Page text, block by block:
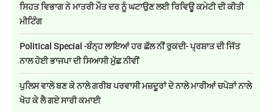
ਸਿਹਤ ਵਿਭਾਗ ਨੇ ਮਾਤਰੀ ਮੌਤ ਦਰ ਨੂੰ ਘਟਾਉਣ ਲਈ ਰਿਵਿਊ ਕਮੇਟੀ ਦੀ ਕੀਤੀ
ਮੀਟਿੰਗ
Political Special -ਬੰਨ੍ਹ ਲਾਇਆਂ ਹਰ ਛੱਲ ਨੀਂ ਰੁਕਦੀ- ਪ੍ਰਸ਼ਾਤ ਦੀ ਜਿੱਤ
ਨਾਲ ਹੋਈ ਭਾਜਪਾ ਦੀ ਸਿਆਸੀ ਮੁੱਛ ਨੀਵੀਂ
ਪੁਲਿਸ ਵਾਲੇ ਬਣ ਕੇ ਨਾਲੇ ਗਰੀਬ ਪਰਵਾਸੀ ਮਜ਼ਦੂਰਾਂ ਦੇ ਨਾਲੇ ਮਾਰੀਆਂ ਚਪੇੜਾਂ ਨਾਲੇ
ਖੋਹ ਕੇ ਲੈ ਗਏ ਸਾਰੀ ਕਮਾਈ